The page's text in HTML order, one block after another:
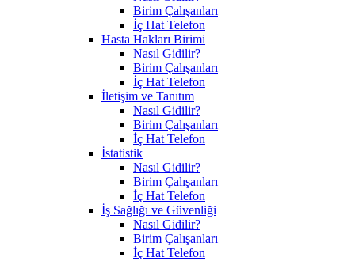
Birim Çalışanları
İç Hat Telefon
Hasta Hakları Birimi
Nasıl Gidilir?
Birim Çalışanları
İç Hat Telefon
İletişim ve Tanıtım
Nasıl Gidilir?
Birim Çalışanları
İç Hat Telefon
İstatistik
Nasıl Gidilir?
Birim Çalışanları
İç Hat Telefon
İş Sağlığı ve Güvenliği
Nasıl Gidilir?
Birim Çalışanları
İç Hat Telefon